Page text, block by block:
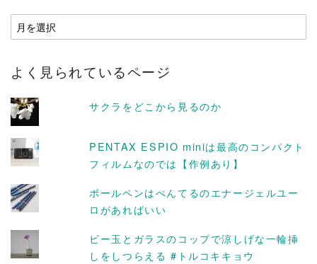
ア
ー
イ
よく見られているページ
サクラをどこから見るのか
PENTAX ESPIO miniは最高のコンパクト
フィルムなのでは【作例あり】
ボールペンはぺんてるのエナージェルユー
ロがあればいい
ビー玉とガラスのコップで涼しげな一輪挿
しをしつらえる #トルコキキョウ